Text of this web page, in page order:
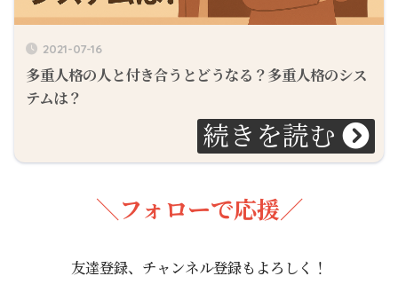
2021-07-16
多重人格の人と付き合うとどうなる？多重人格のシス
テムは？
＼フォローで応援／
友達登録、チャンネル登録もよろしく！